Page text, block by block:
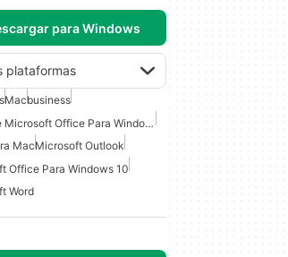
para Windows
plataformas
Macbusiness
Suite De Microsoft Office Para Windows 7
MacMicrosoft Outlook
Office Para Windows 10
Word